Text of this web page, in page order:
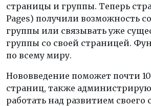
страницы и группы. Теперь
Pages) получили возможность
группы или связывать уже
группы со своей страницей.
по всему миру.
Нововведение поможет почти
страниц, также
работать над развитием своего